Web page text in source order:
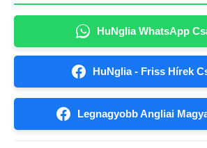
HuNglia WhatsApp
HuNglia - Friss Hírek
Legnagyobb Angliai